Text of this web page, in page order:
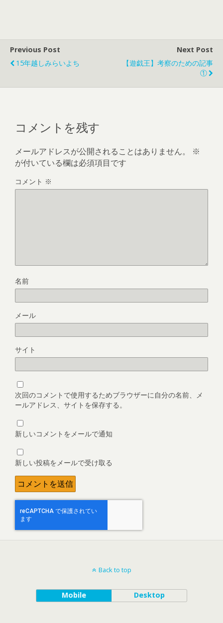
Previous Post
15年越しみらいよち
Next Post
【遊戯王】考察のための記事
①
コメントを残す
メールアドレスが公開されることはありません。
※
が付いている欄は必須項目です
コメント ※
名前
メール
サイト
次回のコメントで使用するためブラウザーに自分の名前、メ
ールアドレス、サイトを保存する。
新しいコメントをメールで通知
新しい投稿をメールで受け取る
Back to top
Mobile Desktop